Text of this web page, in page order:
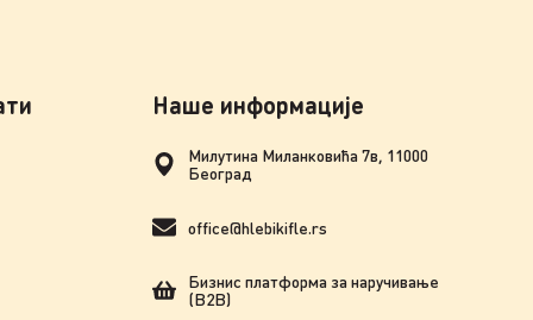
Наше информације
Милутина Миланковића 7в, 11000
Београд
office@hlebikifle.rs
Бизнис платформа за наручивање
(B2B)